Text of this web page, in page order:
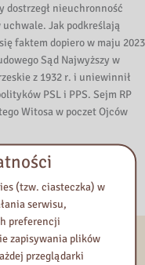
dostrzegł nieuchronność
Jak podkreślają
faktem dopiero w maju 2023
Sąd Najwyższy w
z 1932 r. i uniewinnił
PSL i PPS. Sejm RP
Witosa w poczet Ojców
(tzw. ciasteczka) w
serwisu,
preferencji
zapisywania plików
przeglądarki